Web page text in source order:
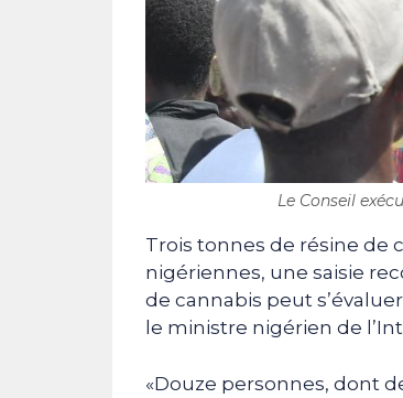
Le Conseil
Trois tonnes de résine de
nigériennes, une saisie
de cannabis peut
le ministre nigérien de
«Douze personnes, dont